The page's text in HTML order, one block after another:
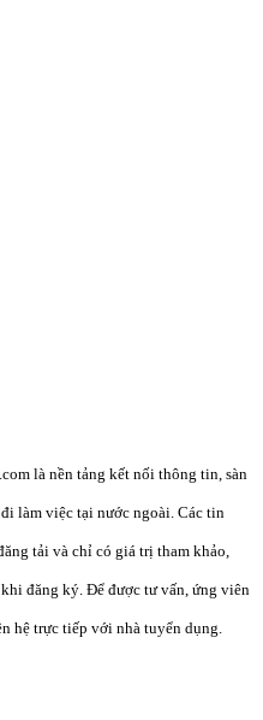
là nền tảng kết nối thông tin, sàn
làm việc tại nước ngoài. Các tin
tải và chỉ có giá trị tham khảo,
đăng ký. Để được tư vấn, ứng viên
hệ trực tiếp với nhà tuyển dụng.